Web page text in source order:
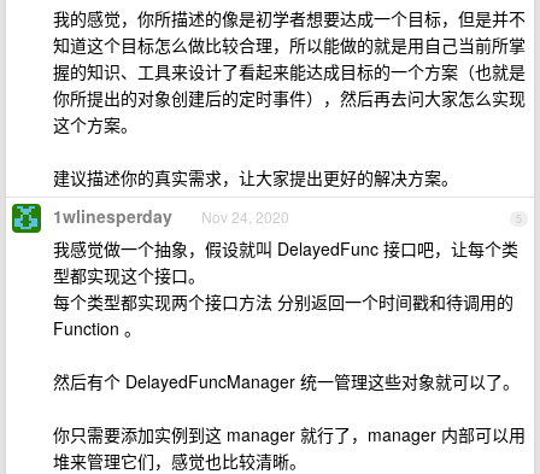
我的感觉，你所描述的像是初学者想要达成一个目标，但是并不
知道这个目标怎么做比较合理，所以能做的就是用自己当前所掌
握的知识、工具来设计了看起来能达成目标的一个方案（也就是
你所提出的对象创建后的定时事件），然后再去问大家怎么实现
这个方案。
建议描述你的真实需求，让大家提出更好的解决方案。
5
1wlinesperday Nov 24, 2020
我感觉做一个抽象，假设就叫 DelayedFunc 接口吧，让每个类
型都实现这个接口。
每个类型都实现两个接口方法 分别返回一个时间戳和待调用的
Function 。
然后有个 DelayedFuncManager 统一管理这些对象就可以了。
你只需要添加实例到这 manager 就行了，manager 内部可以用
堆来管理它们，感觉也比较清晰。